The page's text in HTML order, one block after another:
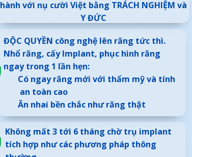
hành với nụ cười Việt bằng TRÁCH NGHIỆM và
Y ĐỨC
ĐỘC QUYỀN công nghệ lên răng tức thì.
Nhổ răng, cấy Implant, phục hình răng
ngay trong 1 lần hẹn:
Có ngay răng mới với thẩm mỹ và tính
an toàn cao
Ăn nhai bền chắc như răng thật
Không mất 3 tới 6 tháng chờ trụ implant
tích hợp như các phương pháp thông